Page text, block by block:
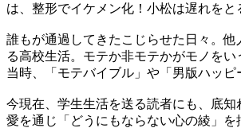
は、整形でイケメン化！小松は遅れを
誰もが通過してきたこじらせた日々。
る高校生活。モテか非モテかがモノを
当時、「モテバイブル」や「男版ハッ
今現在、学生生活を送る読者にも、底
愛を通じ「どうにもならない心の綾」